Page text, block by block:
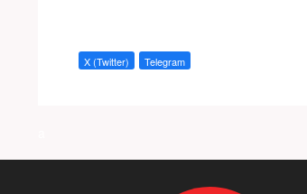
X (Twitter) Telegram